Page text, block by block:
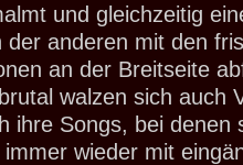
und gleichzeitig
der anderen mit den
an der Breitseite
walzen sich auch
ihre Songs, bei denen
immer wieder mit